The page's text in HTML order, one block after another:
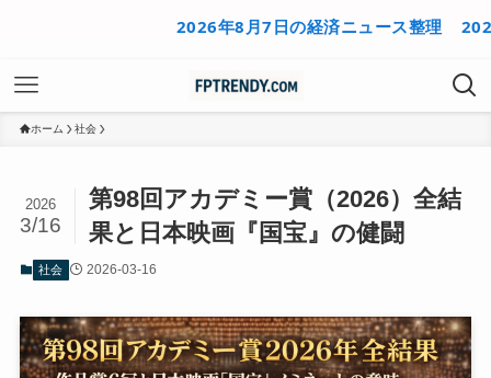
2026年8月7日の経済ニュース整理 2026年8月
ホーム 社会
第98回アカデミー賞（2026）全結
果と日本映画『国宝』の健闘
2026
3/16
社会 2026-03-16